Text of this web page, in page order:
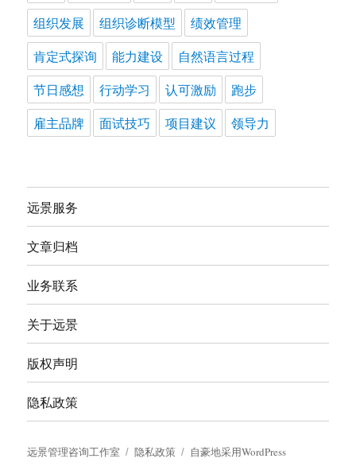
组织发展
组织诊断模型
绩效管理
肯定式探询
能力建设
自然语言过程
节日感想
行动学习 认可激励
跑步
雇主品牌
面试技巧 项目建议 领导力
远景服务
文章归档
业务联系
关于远景
版权声明
隐私政策
远景管理咨询工作室 隐私政策 自豪地采用WordPress